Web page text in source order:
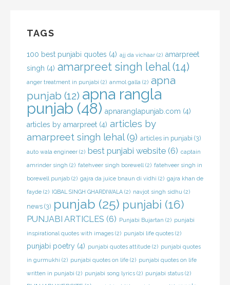
TAGS
100 best punjabi quotes (4) ajj da vichaar (2) amarpreet
singh (4) amarpreet singh lehal(14)
anger treatment in punjabi (2) anmol galla (2) apna
punjab (12) apna rangla
punjab (48) apnaranglapunjab.com (4)
articles by amarpreet (4) articles by
amarpreet singh lehal(9) articles in punjabi (3)
auto wala engineer (2) best punjabi website (6) captain
amrinder singh (2) fatehveer singh borewell (2) fatehveer singh in
borewell punjab (2) gajra da juice bnaun di vidhi (2) gajra khan de
fayde (2) IQBAL SINGH GHARDIWALA (2) navjot singh sidhu (2)
news (3) punjab (25) punjabi (16)
PUNJABI ARTICLES (6) Punjabi Bujartan (2) punjabi
inspirational quotes with images (2) punjabi life quotes (2)
punjabi poetry (4) punjabi quotes attitude (2) punjabi quotes
in gurmukhi (2) punjabi quotes on life (2) punjabi quotes on life
written in punjabi (2) punjabi song lyrics (2) punjabi status (2)